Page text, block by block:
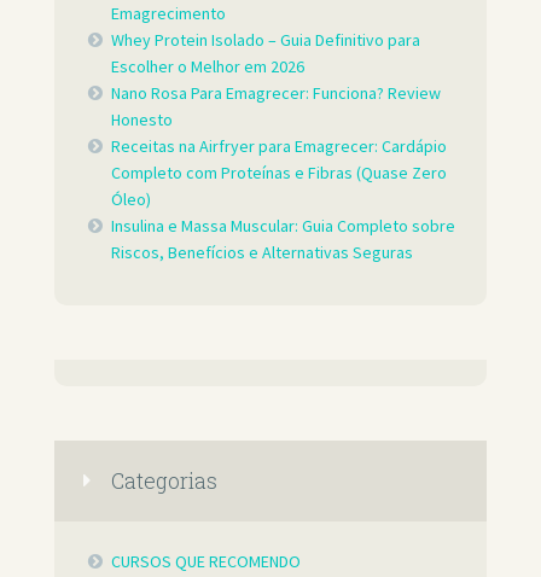
Emagrecimento
Whey Protein Isolado – Guia Definitivo para
Escolher o Melhor em 2026
Nano Rosa Para Emagrecer: Funciona? Review
Honesto
Receitas na Airfryer para Emagrecer: Cardápio
Completo com Proteínas e Fibras (Quase Zero
Óleo)
Insulina e Massa Muscular: Guia Completo sobre
Riscos, Benefícios e Alternativas Seguras
Categorias
CURSOS QUE RECOMENDO